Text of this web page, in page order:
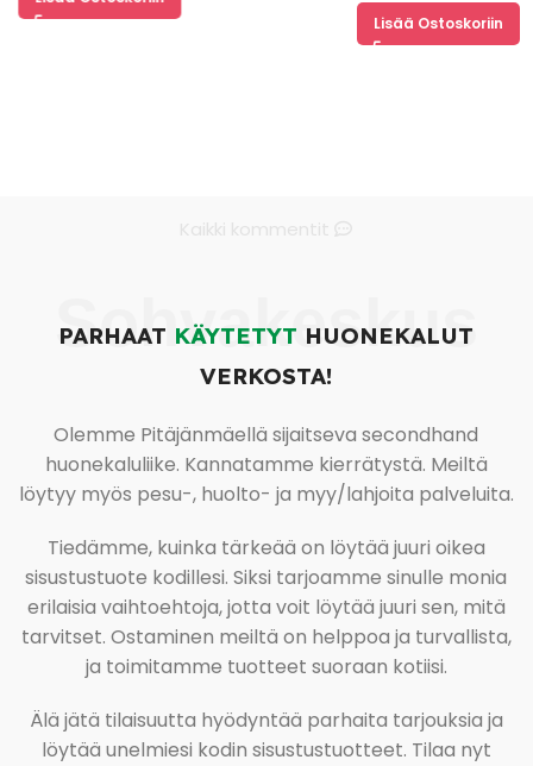
Lisää Ostoskoriin
Sohvakeskus
PARHAAT KÄYTETYT HUONEKALUT
VERKOSTA!
Olemme Pitäjänmäellä sijaitseva secondhand
huonekaluliike. Kannatamme kierrätystä. Meiltä
löytyy myös pesu-, huolto- ja myy/lahjoita palveluita.
Tiedämme, kuinka tärkeää on löytää juuri oikea
sisustustuote kodillesi. Siksi tarjoamme sinulle monia
erilaisia vaihtoehtoja, jotta voit löytää juuri sen, mitä
tarvitset. Ostaminen meiltä on helppoa ja turvallista,
ja toimitamme tuotteet suoraan kotiisi.
Älä jätä tilaisuutta hyödyntää parhaita tarjouksia ja
löytää unelmiesi kodin sisustustuotteet. Tilaa nyt